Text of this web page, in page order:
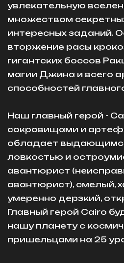
увлекательную
множеством
интересных заданий.
вторжение расы
гигантских боссов
магии Джина и всего
способностей
Наш главный герой -
сокровищами и
обладает
ловкостью и
авантюрист
авантюрист), смелый,
умеренно дерзкий,
Главный герой Cairo
нашу планету с
пришельцами на 25